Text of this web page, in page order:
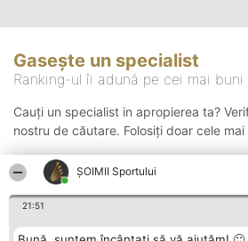
ȘOIMII Sportului
21:51
Gasește un specialist
Ranking-ul îi adună pe cei mai
Cauți un specialist in apropierea ta?
nostru de căutare. Folosiți doar cele